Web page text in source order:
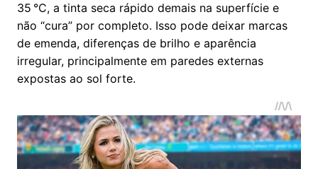
35 °C, a tinta seca rápido demais na superfície e
não “cura” por completo. Isso pode deixar marcas
de emenda, diferenças de brilho e aparência
irregular, principalmente em paredes externas
expostas ao sol forte.